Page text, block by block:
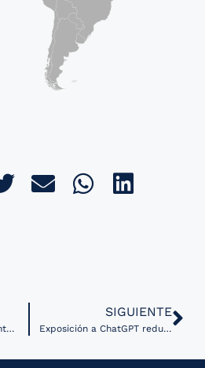
Revolucionaria herramienta de IA mejora la precisión para analizar tejido canceroso
SIGUIENTE
Exposición a ChatGPT reduce la incertidumbre pública sobre el uso de IA en salud